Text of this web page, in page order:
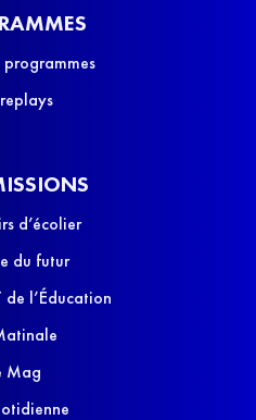
d’écolier
du futur
de l’Éducation
Mag